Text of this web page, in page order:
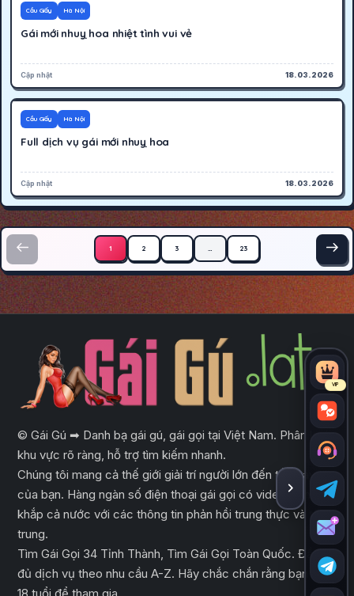
250K
Cầu Giấy Hà Nội
Gái mới nhuỵ hoa nhiệt tình vui vẻ
Cập nhật 18.03.2026
250K
Cầu Giấy Hà Nội
Full dịch vụ gái mới nhuỵ hoa
Cập nhật 18.03.2026
Phân trang bài viết
1 2 3 … 23
© Gái Gú ➡ Danh bạ gái gú, gái gọi tại Việt Nam. Phân loại
khu vực rõ ràng, hỗ trợ tìm kiếm nhanh.
Chúng tôi mang cả thế giới giải trí người lớn đến tầm tay
của bạn. Hàng ngàn số điện thoại gái gọi có video trên
khắp cả nước với các thông tin phản hồi trung thực và tập
trung.
Tìm Gái Gọi 34 Tỉnh Thành, Tìm Gái Gọi Toàn Quốc. Đầy
đủ dịch vụ theo nhu cầu A-Z. Hãy chắc chắn rằng bạn đủ
ẨN
VIP